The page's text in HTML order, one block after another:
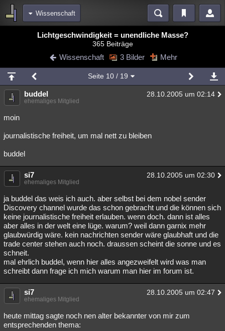
Wissenschaft
Blogs Videos
Chat Wiki Neuigkeiten
meine Rubriken
Menschen Mystery Kriminalfälle
Spiritualität
Natur Umfragen Unterhaltung
weitere Rubriken
Philosophie Träume Orte Esoterik Literatur
Astronomie Helpdesk
Musik Clash Verbesserungen Allmystery English
Übersichten
Besucht Teilgenommen Alle Neue Geschlossen
Lesenswert
Lichtgeschwindigkeit = unendliche Masse?
365 Beiträge
Wissenschaft 3 Bilder Mehr
Seite 10/ 19
buddel 28.10.2005 um 02:14
ehemaliges Mitglied
moin
journalistische freiheit, um mal nett zu bleiben
buddel
si7 28.10.2005 um 02:30
ehemaliges Mitglied
ja buddel das weis ich auch. aber selbst bei dem nobel sender
Discovery channel wurde das schon gebracht und die können sich
keine journalistische freiheit erlauben. wenn doch. dann ist alles
aber alles in der welt eine lüge. warum? weil dann garnix mehr
glaubwürdig wäre. kein nachrichten sender wäre glaubhaft und die
trade center stehen auch noch. draussen scheint die sonne und es
schneit.
mal ehrlich buddel, wenn hier alles angezweifelt wird was man
schreibt dann frage ich mich warum man hier im forum ist.
si7 28.10.2005 um 02:47
ehemaliges Mitglied
heute mittag sagte noch nen alter bekannter von mir zum
entsprechenden thema: